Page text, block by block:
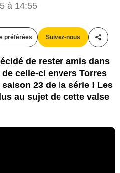
à 14:55
préférées Suivez-nous
de rester amis dans
celle-ci envers Torres
23 de la série ! Les
au sujet de cette valse